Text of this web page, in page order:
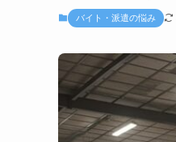
バイト・派遣の悩み